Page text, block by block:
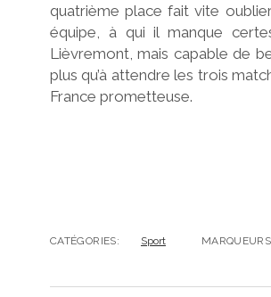
quatrième place fait vite
équipe, à qui il manque
Lièvremont, mais capable de
plus qu’à attendre les trois
France prometteuse.
CATÉGORIES: Sport